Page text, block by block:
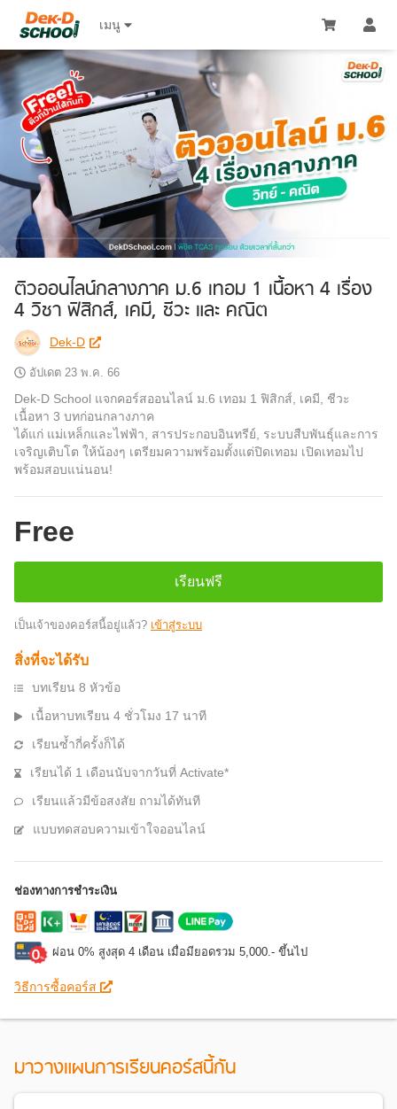
เมนู
ติวออนไลน์กลางภาค ม.6 เทอม 1 เนื้อหา 4 เรื่อง
4 วิชา ฟิสิกส์, เคมี, ชีวะ และ คณิต
Dek-D
อัปเดต 23 พ.ค. 66
Dek-D School แจกคอร์สออนไลน์ ม.6 เทอม 1 ฟิสิกส์, เคมี, ชีวะ
เนื้อหา 3 บทก่อนกลางภาค
ได้แก่ แม่เหล็กและไฟฟ้า, สารประกอบอินทรีย์, ระบบสืบพันธุ์และการ
เจริญเติบโต ให้น้องๆ เตรียมความพร้อมตั้งแต่ปิดเทอม เปิดเทอมไป
พร้อมสอบแน่นอน!
Free
เรียนฟรี
เป็นเจ้าของคอร์สนี้อยู่แล้ว? เข้าสู่ระบบ
สิ่งที่จะได้รับ
บทเรียน 8 หัวข้อ
เนื้อหาบทเรียน 4 ชั่วโมง 17 นาที
เรียนซ้ำกี่ครั้งก็ได้
เรียนได้ 1 เดือนนับจากวันที่ Activate*
เรียนแล้วมีข้อสงสัย ถามได้ทันที
แบบทดสอบความเข้าใจออนไลน์
ช่องทางการชำระเงิน
ผ่อน 0% สูงสุด 4 เดือน เมื่อมียอดรวม 5,000.- ขึ้นไป
วิธีการซื้อคอร์ส
มาวางแผนการเรียนคอร์สนี้กัน